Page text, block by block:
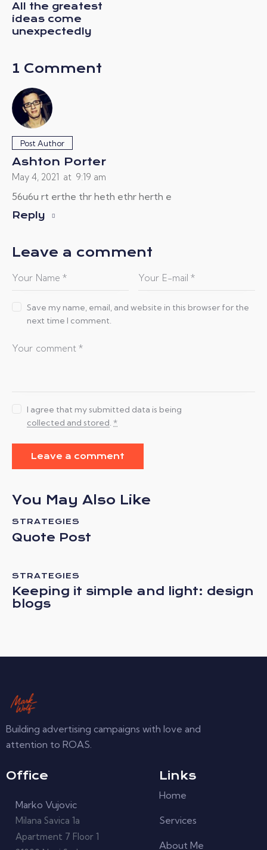
All the greatest
ideas come
unexpectedly
1 Comment
Post Author
Ashton Porter
May 4, 2021 at 9:19 am
56u6u rt erthe thr heth ethr herth e
Reply
Leave a comment
Save my name, email, and website in this browser for the
next time I comment.
I agree that my submitted data is being
collected and stored.*
You May Also Like
STRATEGIES
Quote Post
STRATEGIES
Keeping it simple and light: design
blogs
Building advertising campaigns with love and
attention to ROAS.
Office
Marko Vujovic
Milana Savica 1a
Apartment 7 Floor 1
Links
Home
Services
About Me